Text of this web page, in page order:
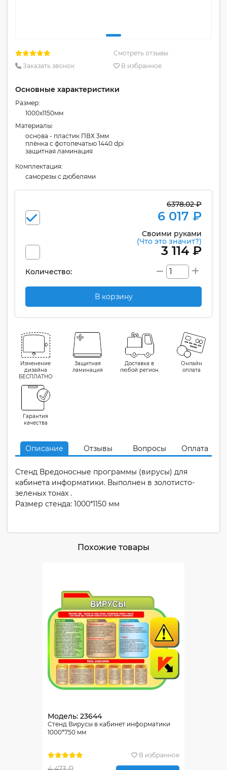
Смотреть отзывы
Заказать звонок
В избранное
Основные характеристики
Размер:
1000x1150мм
Материалы:
основа - пластик ПВХ 3мм
плёнка с фотопечатью 1440 dpi
защитная ламинация
Комплектация:
cаморезы с дюбелями
6378.02 ₽
6 017 ₽
Своими руками
(Что это значит?)
3 114 ₽
Количество:
В корзину
Изменение
дизайна
БЕСПЛАТНО
Защитная
ламинация
Доставка в
любой регион
Онлайн
оплата
Гарантия
качества
Описание Отзывы Вопросы Оплата
Стенд Вредоносные программы (вирусы) для
кабинета информатики. Выполнен в золотисто-
зеленых тонах .
Размер стенда: 1000*1150 мм
Похожие товары
Модель: 23644
Стенд Вирусы в кабинет информатики
1000*750 мм
В избранное